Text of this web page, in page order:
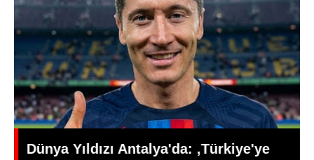
Edebiyat ve Psikoloji Dünyasının